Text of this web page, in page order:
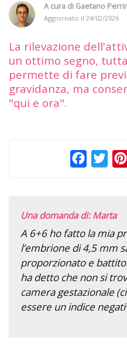
A cura di Gaetano
Aggiornato il 24/02/2026
La rilevazione
un ottimo segno,
permette di fare
gravidanza, ma
"qui e ora".
Facebook
Una domanda di: Marta
A 6+6 ho fatto la mia
l’embrione di 4,5 mm
proporzionato e
ha detto che non si
camera gestazionale
essere un indice